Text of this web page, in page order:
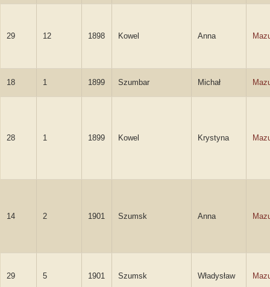
29 12 1898 Kowel Anna
18 1 1899 Szumbar Michał
28 1 1899 Kowel Krystyna
14 2 1901 Szumsk Anna
29 5 1901 Szumsk Władysław